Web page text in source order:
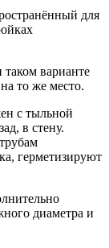
для
варианте
то же место.
с тыльной
в стену.
герметизируют
диаметра и